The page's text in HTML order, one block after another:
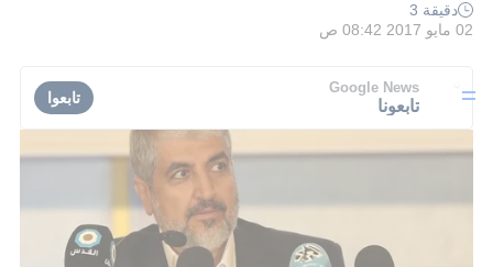
دقيقة 3
02 مايو 2017 08:42 ص
Google News
تابعونا تابعوا